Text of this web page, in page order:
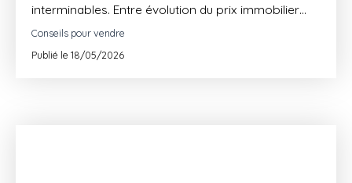
interminables. Entre évolution du prix immobilier
Montpellier, attentes des acheteurs et forte
stratégie peut ralentir considérablement une
Conseils pour vendre
Publié le 18/05/2026